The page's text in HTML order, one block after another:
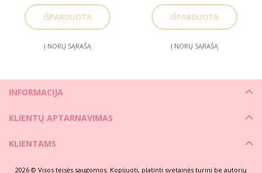
Contour Cream 200ml
Į NORŲ SĄRAŠĄ Į NORŲ SĄRAŠĄ
INFORMACIJA
KLIENTŲ APTARNAVIMAS
KLIENTAMS
2026 © Visos teisės saugomos. Kopijuoti, platinti svetainės turinį be autorių